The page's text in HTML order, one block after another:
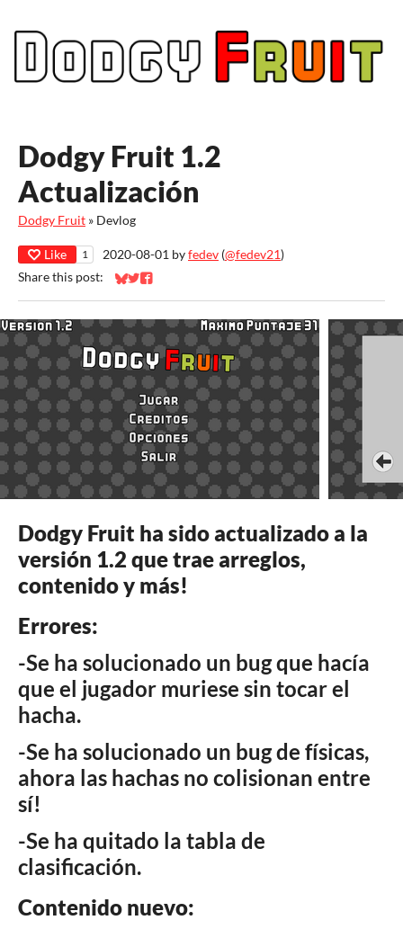
Dodgy Fruit 1.2
Actualización
Dodgy Fruit » Devlog
Like 1 2020-08-01 byfedev (@fedev21)
Share this post:
Share on Bluesky
Share on Twitter
Share on Facebook
Dodgy Fruit ha sido actualizado a la
versión 1.2 que trae arreglos,
contenido y más!
Errores:
-Se ha solucionado un bug que hacía
que el jugador muriese sin tocar el
hacha.
-Se ha solucionado un bug de físicas,
ahora las hachas no colisionan entre
sí!
-Se ha quitado la tabla de
clasificación.
Contenido nuevo: